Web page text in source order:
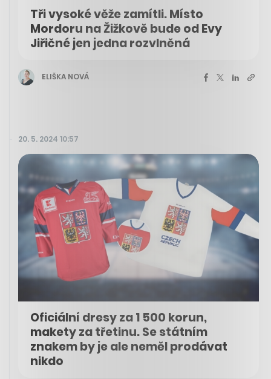
Tři vysoké věže zamítli. Místo
Mordoru na Žižkově bude od Evy
Jiřičné jen jedna rozvlněná
ELIŠKA NOVÁ
20. 5. 2024 10:57
Oficiální dresy za 1 500 korun,
makety za třetinu. Se státním
znakem by je ale neměl prodávat
nikdo